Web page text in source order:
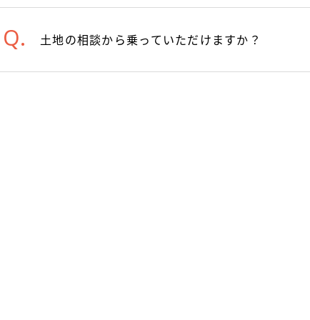
土地の相談から乗っていただけますか？